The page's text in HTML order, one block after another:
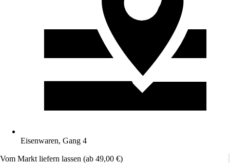
Eisenwaren, Gang 4
Vom Markt liefern lassen (ab 49,00 €)